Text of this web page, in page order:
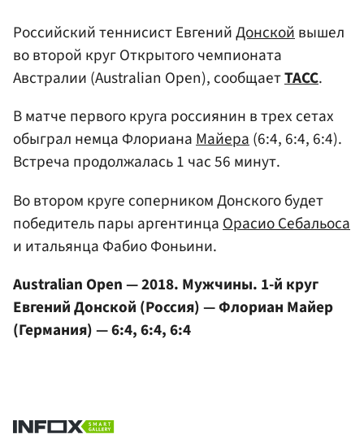
Российский теннисист ЕвгенийДонскойвышел
во второй круг Открытого чемпионата
Австралии (Australian Open), сообщаетТАСС.
В матче первого круга россиянин в трех сетах
обыграл немца ФлорианаМайера(6:4, 6:4, 6:4).
Встреча продолжалась 1 час 56 минут.
Во втором круге соперником Донского будет
победитель пары аргентинца Орасио Себальоса
и итальянца Фабио Фоньини.
Australian Open — 2018. Мужчины. 1-й круг
Евгений Донской (Россия) — Флориан Майер
(Германия) — 6:4, 6:4, 6:4